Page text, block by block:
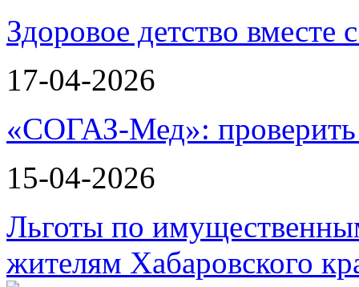
Здоровое детство
17-04-2026
«СОГАЗ-Мед»: проверить
15-04-2026
Льготы по
жителям Хабаровского